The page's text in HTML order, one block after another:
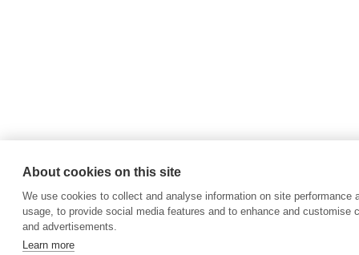
About cookies on this site
We use cookies to collect and analyse information on site performance
usage, to provide social media features and to enhance and customise
and advertisements.
Learn more